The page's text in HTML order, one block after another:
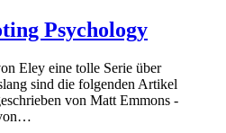
Psychology
Eley eine tolle Serie über
sind die folgenden Artikel
von Matt Emmons -